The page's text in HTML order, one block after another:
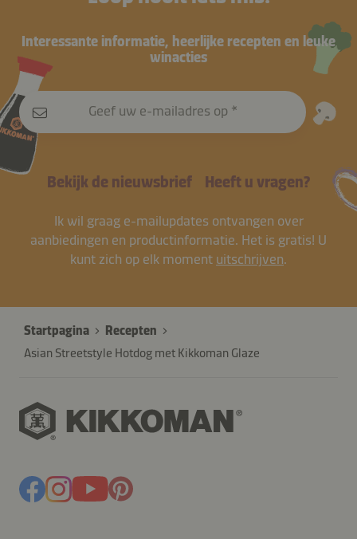
Interessante informatie, heerlijke recepten en leuke
winacties
Geef uw e-mailadres op
Bekijk de nieuwsbrief Heeft u vragen?
Ik wil graag e-mailupdates ontvangen over
aanbiedingen en productinformatie. Het is gratis! U
kunt zich op elk moment uitschrijven.
Startpagina
Recepten
Asian Streetstyle Hotdog met Kikkoman Glaze